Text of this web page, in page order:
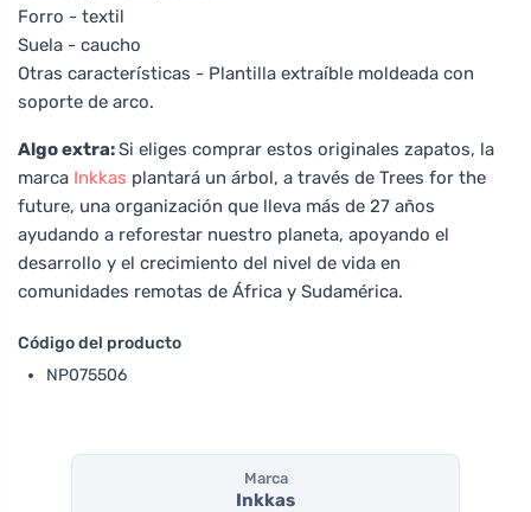
Forro - textil
Suela - caucho
Otras características - Plantilla extraíble moldeada con
soporte de arco.
Algo extra:Si eliges comprar estos originales zapatos, la
marca Inkkas plantará un árbol, a través de Trees for the
future, una organización que lleva más de 27 años
ayudando a reforestar nuestro planeta, apoyando el
desarrollo y el crecimiento del nivel de vida en
comunidades remotas de África y Sudamérica.
Código del producto
NP075506
Marca
Inkkas